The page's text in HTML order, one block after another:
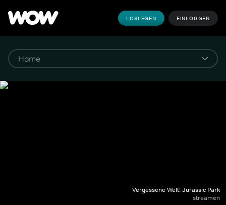
LOSLEGEN EINLOGGEN
Vergessene Welt: Jurassic Park
streamen